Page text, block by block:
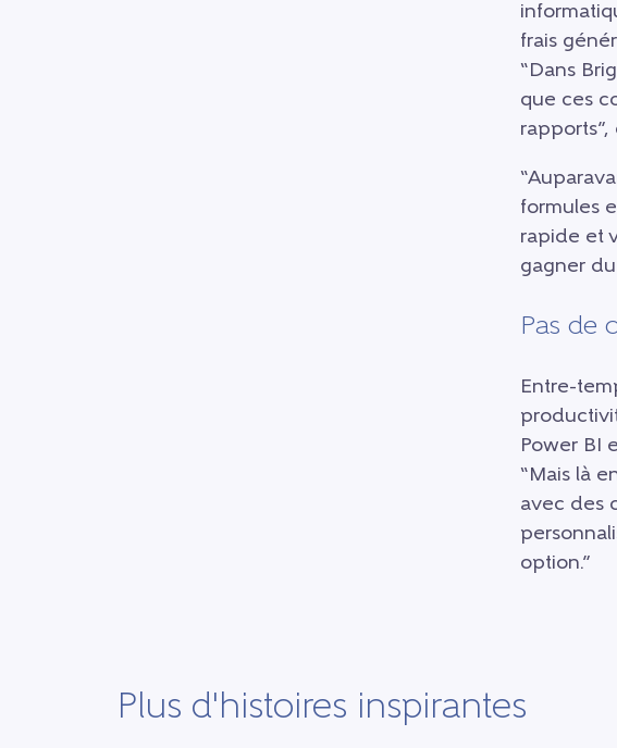
frais
“Dans
que ces
rapports”,
formules
rapide et
gagner
Pas de
Entre-
Power BI
“Mais là
avec des
option.”
Plus d'histoires inspirantes